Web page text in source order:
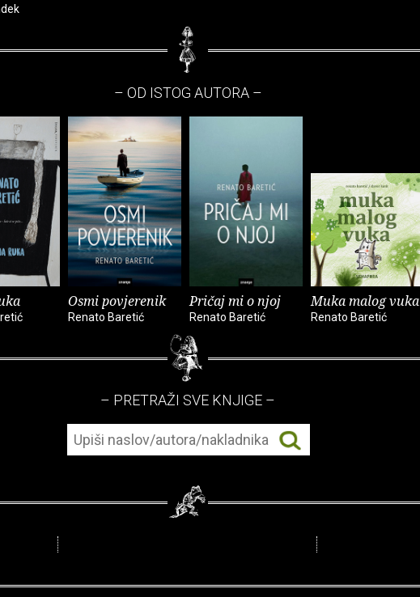
– OD ISTOG AUTORA –
Osmi povjerenik
Renato Baretić
Pričaj mi o njoj
Renato Baretić
Muka malog vuka
Renato Baretić
– PRETRAŽI SVE KNJIGE –